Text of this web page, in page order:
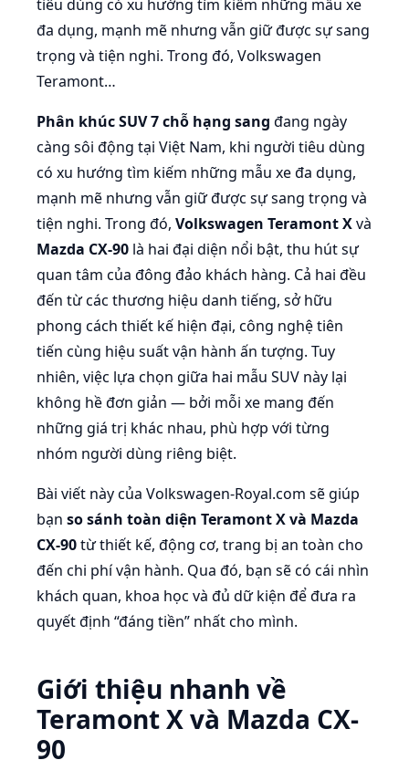
tiêu dùng có xu hướng tìm kiếm những mẫu xe
đa dụng, mạnh mẽ nhưng vẫn giữ được sự sang
trọng và tiện nghi. Trong đó, Volkswagen
Teramont…
Phân khúc SUV 7 chỗ hạng sang đang ngày
càng sôi động tại Việt Nam, khi người tiêu dùng
có xu hướng tìm kiếm những mẫu xe đa dụng,
mạnh mẽ nhưng vẫn giữ được sự sang trọng và
tiện nghi. Trong đó, Volkswagen Teramont Xvà
Mazda CX-90 là hai đại diện nổi bật, thu hút sự
quan tâm của đông đảo khách hàng. Cả hai đều
đến từ các thương hiệu danh tiếng, sở hữu
phong cách thiết kế hiện đại, công nghệ tiên
tiến cùng hiệu suất vận hành ấn tượng. Tuy
nhiên, việc lựa chọn giữa hai mẫu SUV này lại
không hề đơn giản — bởi mỗi xe mang đến
những giá trị khác nhau, phù hợp với từng
nhóm người dùng riêng biệt.
Bài viết này của Volkswagen-Royal.com sẽ giúp
bạn so sánh toàn diện Teramont X và Mazda
CX-90từ thiết kế, động cơ, trang bị an toàn cho
đến chi phí vận hành. Qua đó, bạn sẽ có cái nhìn
khách quan, khoa học và đủ dữ kiện để đưa ra
quyết định “đáng tiền” nhất cho mình.
Giới thiệu nhanh về
Teramont X và Mazda CX-
90